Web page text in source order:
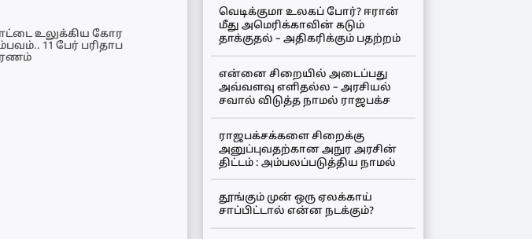
உலுக்கிய கோர
11 பேர் பரிதாப
வெடிக்குமா உலகப் போர்? ஈரான்
மீது அமெரிக்காவின் கடும்
தாக்குதல் – அதிகரிக்கும் பதற்றம்
என்னை சிறையில் அடைப்பது
அவ்வளவு எளிதல்ல – அரசியல்
சவால் விடுத்த நாமல் ராஜபக்ச
ராஜபக்சக்களை சிறைக்கு
அனுப்புவதற்கான அநுர அரசின்
திட்டம் : அம்பலப்படுத்திய நாமல்
தூங்கும் முன் ஒரு ஏலக்காய்
சாப்பிட்டால் என்ன நடக்கும்?